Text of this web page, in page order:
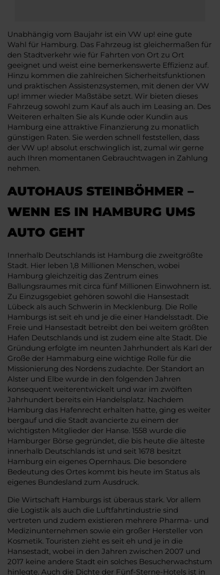
Unabhängig vom Baujahr ist ein VW up! eine gute
Wahl für Hamburg. Das Fahrzeug ist gleichermaßen für
den Stadtverkehr wie für Fahrten von Ort zu Ort
geeignet und weist eine bemerkenswerte Effizienz auf.
Hinzu kommen die zahlreichen Sicherheitsfunktionen
und praktischen Assistenzsystemen, mit denen der VW
up! immer wieder Maßstäbe setzt. Wir bieten dieses
Fahrzeug sowohl zum Kauf als auch im Leasing an. Des
Weiteren erhalten Sie als Kunde oder Kundin aus
Hamburg eine attraktive Finanzierung zu monatlich
günstigen Raten. Sie werden schnell feststellen, dass
der VW up! absolut erschwinglich ist, zumal wir gerne
auch Ihren momentanen Gebrauchtwagen in Zahlung
nehmen.
AUTOHAUS STEINBÖHMER –
WENN ES IN HAMBURG UMS
AUTO GEHT
Innerhalb Deutschlands ist Hamburg die zweitgrößte
Stadt. Hier leben 1,8 Millionen Menschen, wobei
Hamburg gleichzeitig das Zentrum eines
Ballungsraumes mit circa fünf Millionen Einwohnern ist.
Zu Einzugsgebiet gehören sowohl die Hansestadt
Lübeck als auch Schwerin in Mecklenburg. Die Rolle
Hamburgs ist seit eh und je die einer Handelsstadt. Die
Freie und Hansestadt betreibt den bei weitem größten
Hafen Deutschlands und ist zudem eine alte Stadt. Die
Gründung erfolgte im neunten Jahrhundert als Karl der
Große der Hammaburg eine wichtige Rolle für die
Missionierung des Nordens zudachte. Der Standort an
Alster und Elbe wurde in den folgenden Jahren
konsequent weiterentwickelt und war im zwölften
Jahrhundert bereits ein Handelsplatz. Nachdem
Hamburg das Hafenrecht erhalten hatte, ging es weiter
bergauf und die Stadt avancierte zu einem der
wichtigsten Mitglieder der Hanse. 1558 wurde die
Hamburger Börse gegründet, die bis heute die älteste
innerhalb Deutschlands ist und seit 1678 besitzt
Hamburg ein eigenes Opernhaus. Die besondere
Bedeutung des Ortes kommt bis heute im Status als
eigenes Bundesland zum Ausdruck.
Die Wirtschaft Hamburgs ist überaus stark. Vor allem
die Logistik als auch die Luftfahrtindustrie sind
vertreten und zudem existieren mehrere Pharma- und
Medizinunternehmen sowie ein großer Hersteller von
Kosmetik. Touristen zieht es seit eh und je in die
Hansestadt, wobei in den Jahren zwischen 2007 und
2017 keine andere Stadt ein solches Besucherwachstum
hinlegte. Auch die Dichte der Fünf-Sterne-Hotels ist in